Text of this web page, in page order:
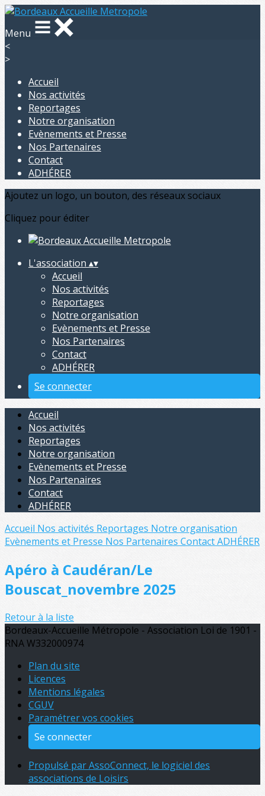
Menu
<
>
Accueil
Nos activités
Reportages
Notre organisation
Evènements et Presse
Nos Partenaires
Contact
ADHÉRER
Ajoutez un logo, un bouton, des réseaux sociaux
Cliquez pour éditer
L'association ▴▾
Accueil
Nos activités
Reportages
Notre organisation
Evènements et Presse
Nos Partenaires
Contact
ADHÉRER
Se connecter
Accueil
Nos activités
Reportages
Notre organisation
Evènements et Presse
Nos Partenaires
Contact
ADHÉRER
Accueil Nos activités Reportages Notre organisation
Evènements et Presse Nos Partenaires ContactADHÉRER
Apéro à Caudéran/Le
Bouscat_novembre 2025
Retour à la liste
Bordeaux-Accueille Métropole - Association Loi de 1901 -
RNA W332000974
Plan du site
Licences
Mentions légales
CGUV
Paramétrer vos cookies
Se connecter
Propulsé par AssoConnect, le logiciel des
associations de Loisirs